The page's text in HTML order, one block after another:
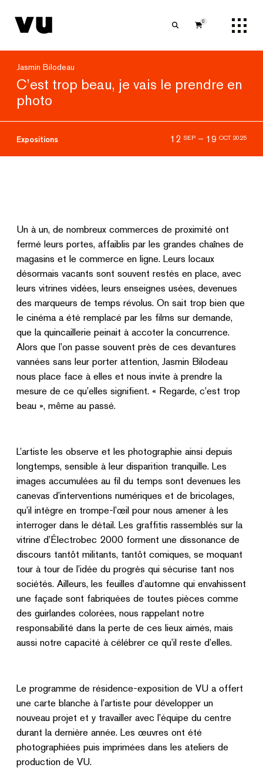
0
Jasmin Bilodeau
C’est trop beau, je vais le prendre en
photo
Expositions 12 SEP – 19 OCT 2025
Un à un, de nombreux commerces de proximité ont
fermé leurs portes, affaiblis par les grandes chaînes de
magasins et le commerce en ligne. Leurs locaux
désormais vacants sont souvent restés en place, avec
leurs vitrines vidées, leurs enseignes usées, devenues
des marqueurs de temps révolus. On sait trop bien que
le cinéma a été remplacé par les films sur demande,
que la quincaillerie peinait à accoter la concurrence.
Alors que l’on passe souvent près de ces devantures
vannées sans leur porter attention, Jasmin Bilodeau
nous place face à elles et nous invite à prendre la
mesure de ce qu’elles signifient. « Regarde, c’est trop
beau », même au passé.
L’artiste les observe et les photographie ainsi depuis
longtemps, sensible à leur disparition tranquille. Les
images accumulées au fil du temps sont devenues les
canevas d’interventions numériques et de bricolages,
qu’il intègre en trompe-l’œil pour nous amener à les
interroger dans le détail. Les graffitis rassemblés sur la
vitrine d’Électrobec 2000 forment une dissonance de
discours tantôt militants, tantôt comiques, se moquant
tour à tour de l’idée du progrès qui sécurise tant nos
sociétés. Ailleurs, les feuilles d’automne qui envahissent
une façade sont fabriquées de toutes pièces comme
des guirlandes colorées, nous rappelant notre
responsabilité dans la perte de ces lieux aimés, mais
aussi notre capacité à célébrer ce qu’il reste d’elles.
Le programme de résidence-exposition de VU a offert
une carte blanche à l’artiste pour développer un
nouveau projet et y travailler avec l’équipe du centre
durant la dernière année. Les œuvres ont été
photographiées puis imprimées dans les ateliers de
production de VU.